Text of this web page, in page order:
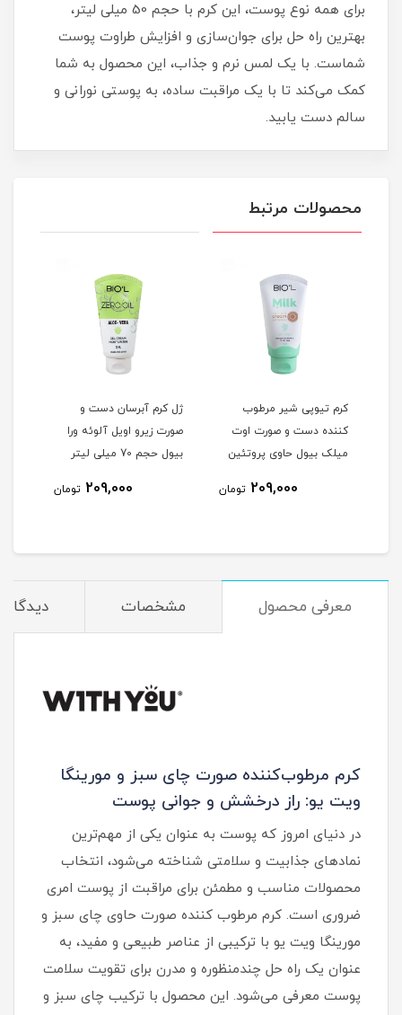
برای همه نوع پوست، این کرم با حجم 50 میلی لیتر،
بهترین راه حل برای جوان‌سازی و افزایش طراوت پوست
شماست. با یک لمس نرم و جذاب، این محصول به شما
کمک می‌کند تا با یک مراقبت ساده، به پوستی نورانی و
سالم دست یابید.
محصولات مرتبط
کرم تیوپی شیر مرطوب
کننده دست و صورت اوت
میلک بیول حاوی پروتئین
209,000 تومان
ژل کرم آبرسان دست و
صورت زیرو اویل آلوئه ورا
بیول حجم 70 میلی لیتر
209,000 تومان
معرفی محصول مشخصات
کرم مرطوب‌کننده صورت چای سبز و مورینگا
ویت یو: راز درخشش و جوانی پوست
در دنیای امروز که پوست به عنوان یکی از مهم‌ترین
نمادهای جذابیت و سلامتی شناخته می‌شود، انتخاب
محصولات مناسب و مطمئن برای مراقبت از پوست امری
ضروری است. کرم مرطوب کننده صورت حاوی چای سبز و
مورینگا ویت یو با ترکیبی از عناصر طبیعی و مفید، به
عنوان یک راه حل چندمنظوره و مدرن برای تقویت سلامت
پوست معرفی می‌شود. این محصول با ترکیب چای سبز و